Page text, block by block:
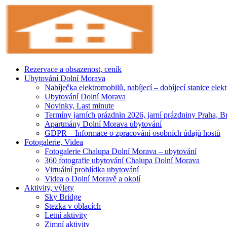
Rezervace a obsazenost, ceník
Ubytování Dolní Morava
Nabíječka elektromobilů, nabíjecí – dobíjecí stanice
Ubytování Dolní Morava
Novinky, Last minute
Termíny jarních prázdnin 2026, jarní prázdniny Praha,
Apartmány Dolní Morava ubytování
GDPR – Informace o zpracování osobních údajů hostů
Fotogalerie, Videa
Fotogalerie Chalupa Dolní Morava – ubytování
360 fotografie ubytování Chalupa Dolní Morava
Virtuální prohlídka ubytování
Videa o Dolní Moravě a okolí
Aktivity, výlety
Sky Bridge
Stezka v oblacích
Letní aktivity
Zimní aktivity